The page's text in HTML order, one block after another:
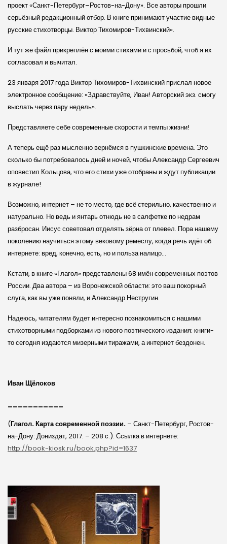
проект «Санкт-Петербург–Ростов-на-Дону». Все авторы прошли
серьёзный редакционный отбор. В книге принимают участие видные
русские стихотворцы. Виктор Тихомиров-Тихвинский».
И тут же файл прикреплён с моими стихами и с просьбой, чтоб я их
согласовал и вычитал.
23 января 2017 года Виктор Тихомиров-Тихвинский прислал новое
электронное сообщение: «Здравствуйте, Иван! Авторский экз. смогу
выслать через пару недель».
Представляете себе современные скорости и темпы жизни!
А теперь ещё раз мысленно вернёмся в пушкинские времена. Это
сколько бы потребовалось дней и ночей, чтобы Александр Сергеевич
оповестил Кольцова, что его стихи уже отобраны и ждут публикации
в журнале!
Возможно, интернет – не то место, где всё стерильно, качественно и
натурально. Но ведь и янтарь отнюдь не в салфетке по недрам
разбросан. Иисус советовал отделять зёрна от плевел. Пора нашему
поколению научиться этому вековому ремеслу, когда речь идёт об
интернете: вред, конечно, есть, но и польза налицо…
Кстати, в книге «Глагол» представлены 68 имён современных поэтов
России. Два автора – из Воронежской области: это ваш покорный
слуга, как вы уже поняли, и Александр Нестругин.
Надеюсь, читателям будет интересно познакомиться с нашими
стихотворными подборками из нового поэтического издания: книги-
то сегодня издаются мизерными тиражами, а интернет бездонен.
Иван Щёлоков
(Глагол. Карта современной поэзии. – Санкт-Петербург, Ростов-
на-Дону: Дониздат, 2017. – 208 с.). Ссылка в интернете:
http://book-kiosk.ru/book.php?id=1637